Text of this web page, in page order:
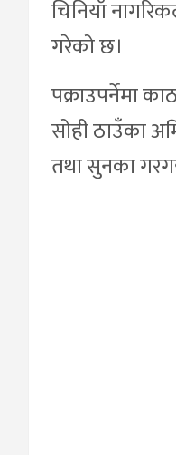
चिनियाँ
गरेको छ।
पक्राउपर्नेमा
सोही ठाउँका
तथा सुनका